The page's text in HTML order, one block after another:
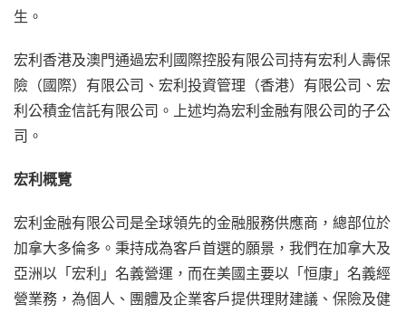
生。
宏利香港及澳門通過宏利國際控股有限公司持有宏利人壽保
險（國際）有限公司、宏利投資管理（香港）有限公司、宏
利公積金信託有限公司。上述均為宏利金融有限公司的子公
司。
宏利概覽
宏利金融有限公司是全球領先的金融服務供應商，總部位於
加拿大多倫多。秉持成為客戶首選的願景，我們在加拿大及
亞洲以「宏利」名義營運，而在美國主要以「恒康」名義經
營業務，為個人、團體及企業客戶提供理財建議、保險及健